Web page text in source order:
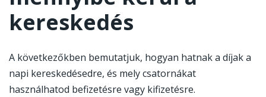
kereskedés
A következőkben bemutatjuk, hogyan hatnak a díjak a
napi kereskedésedre, és mely csatornákat
használhatod befizetésre vagy kifizetésre.